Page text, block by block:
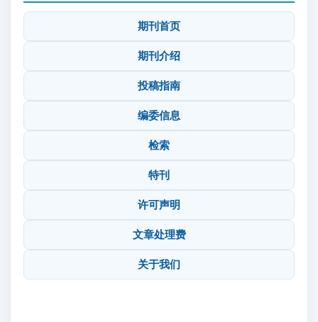
期刊首页
期刊介绍
投稿指南
编委信息
检索
特刊
许可声明
文章处理费
关于我们